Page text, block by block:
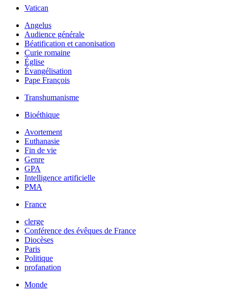
Vatican
Angelus
Audience générale
Béatification et canonisation
Curie romaine
Église
Évangélisation
Pape François
Transhumanisme
Bioéthique
Avortement
Euthanasie
Fin de vie
Genre
GPA
Intelligence artificielle
PMA
France
clerge
Conférence des évêques de France
Diocèses
Paris
Politique
profanation
Monde